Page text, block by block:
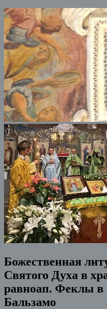
Божественная
Святого Духа в
равноап. Феклы в
Бальзамо